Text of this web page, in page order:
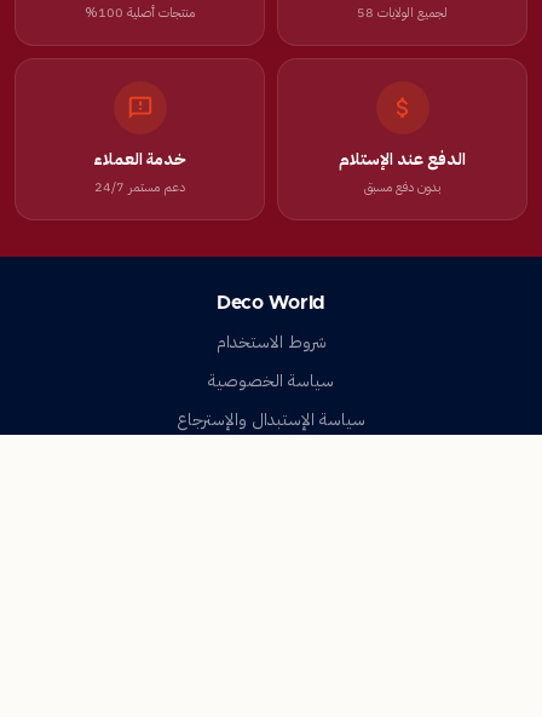
لجميع الولايات 58 منتجات أصلية 100%
الدفع عند الإستلام
بدون دفع مسبق
خدمة العملاء
دعم مستمر 24/7
Deco World
شروط الاستخدام
سياسة الخصوصية
سياسة الإستبدال والإسترجاع